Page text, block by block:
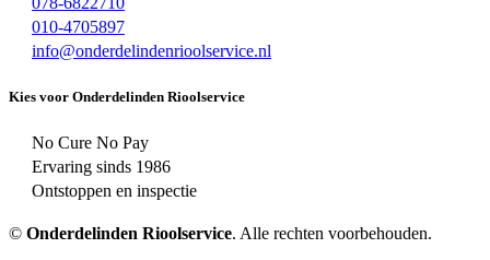
010-4705897
info@onderdelindenrioolservice.nl
Kies voor Onderdelinden Rioolservice
No Cure No Pay
Ervaring sinds 1986
Ontstoppen en inspectie
© Onderdelinden Rioolservice. Alle rechten voorbehouden.